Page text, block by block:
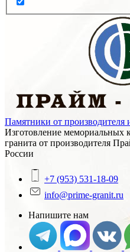
Памятники от производителя
Изготовление мемориальных
гранита от производителя
России
+7 (953) 531-18-09
info@prime-granit.ru
Напишите нам